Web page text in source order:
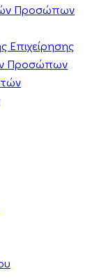
Προσώπων
Επιχείρησης
Προσώπων